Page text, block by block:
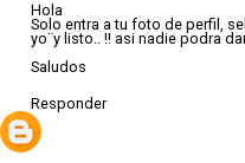
Hola
Solo entra a tu foto de perfil,
yo¨y listo.. !! asi nadie podra
Saludos
Responder